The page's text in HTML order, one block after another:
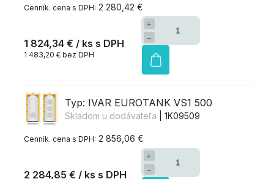
2 280,42 €
1 824,34 € / ks
1 483,20 € bez DPH
+
−
Typ: IVAR EUROTANK VS1 500
Skladom u dodávateľa | 1K09509
2 856,06 €
2 284,85 € / ks
+
−